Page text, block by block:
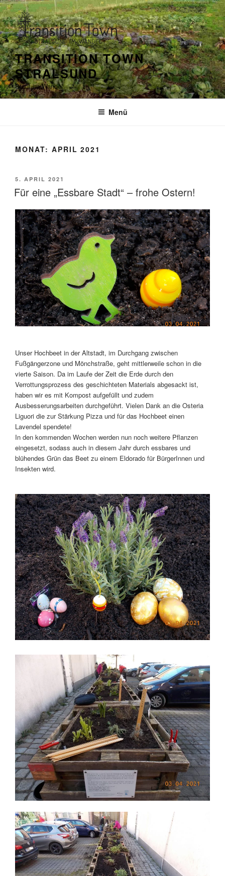
Zum
Inhalt
springen
TRANSITION TOWN
STRALSUND
Stadt im Wandel
Menü
MONAT: APRIL 2021
VERÖFFENTLICHT
AM
5. APRIL 2021
Für eine „Essbare Stadt“ – frohe Ostern!
Unser Hochbeet in der Altstadt, im Durchgang zwischen
Fußgängerzone und Mönchstraße, geht mittlerweile schon in die
vierte Saison. Da im Laufe der Zeit die Erde durch den
Verrottungsprozess des geschichteten Materials abgesackt ist,
haben wir es mit Kompost aufgefüllt und zudem
Ausbesserungsarbeiten durchgeführt. Vielen Dank an die Osteria
Liguori die zur Stärkung Pizza und für das Hochbeet einen
Lavendel spendete!
In den kommenden Wochen werden nun noch weitere Pflanzen
eingesetzt, sodass auch in diesem Jahr durch essbares und
blühendes Grün das Beet zu einem Eldorado für BürgerInnen und
Insekten wird.